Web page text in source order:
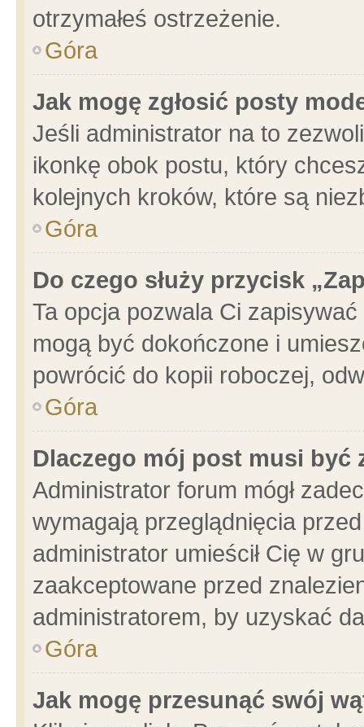
otrzymałeś ostrzeżenie.
Góra
Jak mogę zgłosić posty
Jeśli administrator na to
ikonkę obok postu, który
kolejnych kroków, które są
Góra
Do czego służy przycisk
Ta opcja pozwala Ci
mogą być dokończone i
powrócić do kopii roboczej,
Góra
Dlaczego mój post musi być
Administrator forum mógł
wymagają przeglądnięcia
administrator umieścił Cię w
zaakceptowane przed
administratorem, by uzyskać
Góra
Jak mogę przesunąć swój